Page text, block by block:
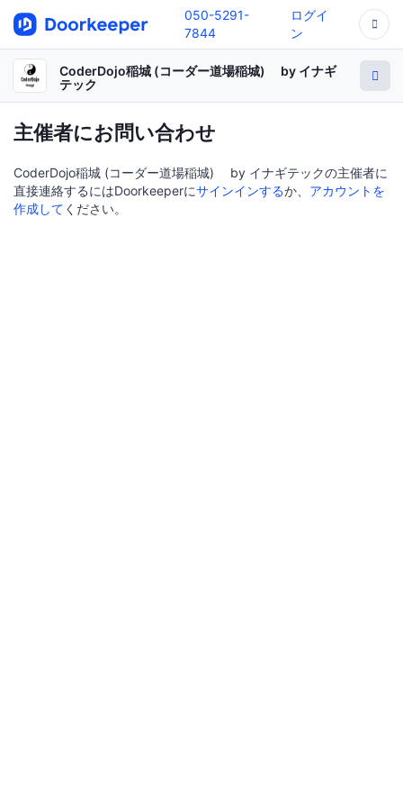
050-5291-
7844
ログイ
ン
CoderDojo稲城 (コーダー道場稲城) by イナギ
テック
主催者にお問い合わせ
CoderDojo稲城 (コーダー道場稲城) by イナギテックの主催者に
直接連絡するにはDoorkeeperにサインインするか、 アカウントを
作成して ください。